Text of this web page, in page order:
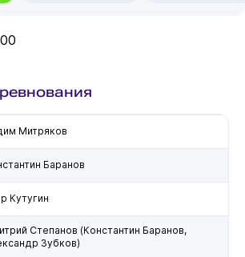
Митряков
Баранов
Кутугин
Степанов (Константин Баранов,
Зубков)